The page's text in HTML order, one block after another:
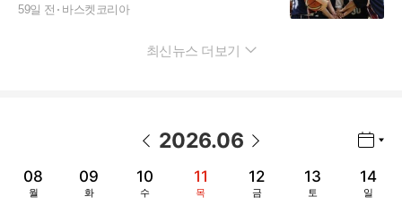
59일 전 바스켓코리아
최신뉴스 더보기
2026.06
08
월
09
화
10
수
11
목
12
금
13
토
14
일